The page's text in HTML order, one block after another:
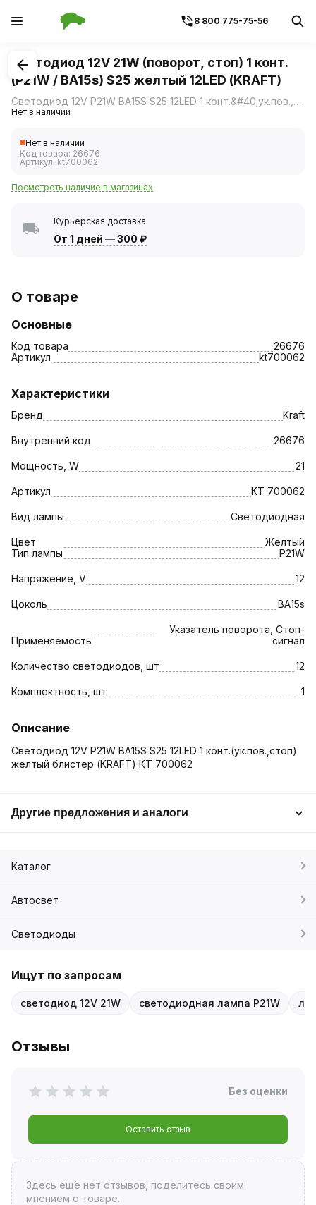
8 800 775-75-56
1/1
Светодиод 12V 21W (поворот, стоп) 1 конт.
(P21W / BA15s) S25 желтый 12LED (KRAFT)
Светодиод 12V P21W BA15S S25 12LED 1 конт.&#40;ук.пов.,стоп&#41; желтый блистер &#40;KRAFT&#41; КТ 700062
Нет в наличии
Нет в наличии
Код товара: 26676
Артикул: kt700062
Посмотреть наличие в магазинах
Курьерская доставка
От 1 дней —300 ₽
О товаре
Основные
Код товара
26676
Артикул
kt700062
Характеристики
Бренд Kraft
Внутренний код 26676
Мощность, W 21
Артикул KT 700062
Вид лампы Светодиодная
Цвет
Желтый
Тип лампы
P21W
Напряжение, V 12
Цоколь BA15s
Применяемость
Указатель поворота, Стоп-
сигнал
Количество светодиодов, шт 12
Комплектность, шт 1
Описание
Светодиод 12V P21W BA15S S25 12LED 1 конт.(ук.пов.,стоп)
желтый блистер (KRAFT) КТ 700062
Другие предложения и аналоги
Каталог
Автосвет
Светодиоды
Ищут по запросам
светодиод 12V 21W светодиодная лампа P21W
Отзывы
Без оценки
Оставить отзыв
Здесь ещё нет отзывов, поделитесь своим
мнением о товаре.